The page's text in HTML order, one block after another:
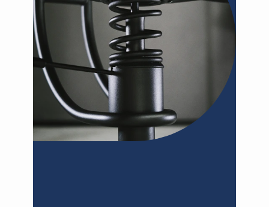
VANDEN DORPE - DE BAERE